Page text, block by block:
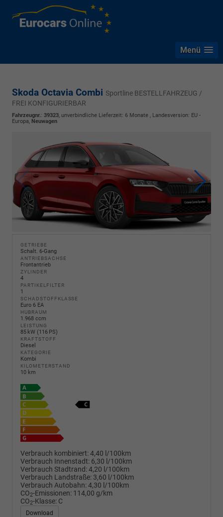
Menü
Skoda Octavia Combi Sportline BESTELLFAHRZEUG /
FREI KONFIGURIERBAR
Fahrzeugnr.: 39323, unverbindliche Lieferzeit: 6 Monate , Landesversion: EU -
Europa, Neuwagen
GETRIEBE
Schalt. 6-Gang
ANTRIEBSACHSE
Frontantrieb
ZYLINDER
4
PARTIKELFILTER
1
SCHADSTOFFKLASSE
Euro 6 EA
HUBRAUM
1.968 ccm
LEISTUNG
85 kW (116 PS)
KRAFTSTOFF
Diesel
KATEGORIE
Kombi
KILOMETERSTAND
10 km
Verbrauch kombiniert:4,40 l/100km
Verbrauch Innenstadt: 6,30 l/100km
Verbrauch Stadtrand:4,20 l/100km
Verbrauch Landstraße: 3,60 l/100km
Verbrauch Autobahn:4,30 l/100km
CO2-Emissionen: 114,00 g/km
CO2-Klasse: C
Download